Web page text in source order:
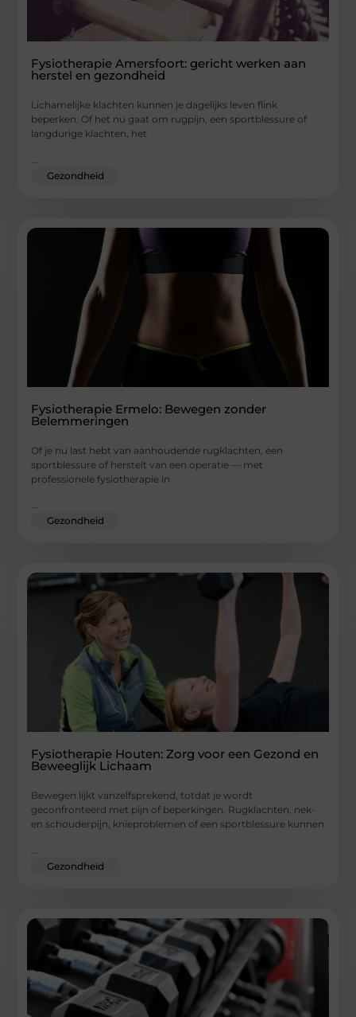
Fysiotherapie Amersfoort: gericht werken aan
herstel en gezondheid
Lichamelijke klachten kunnen je dagelijks leven flink
beperken. Of het nu gaat om rugpijn, een sportblessure of
langdurige klachten, het
Gezondheid
Fysiotherapie Ermelo: Bewegen zonder
Belemmeringen
Of je nu last hebt van aanhoudende rugklachten, een
sportblessure of herstelt van een operatie — met
professionele fysiotherapie in
...
Gezondheid
Fysiotherapie Houten: Zorg voor een Gezond en
Beweeglijk Lichaam
Bewegen lijkt vanzelfsprekend, totdat je wordt
geconfronteerd met pijn of beperkingen. Rugklachten, nek-
en schouderpijn, knieproblemen of een sportblessure kunnen
Gezondheid